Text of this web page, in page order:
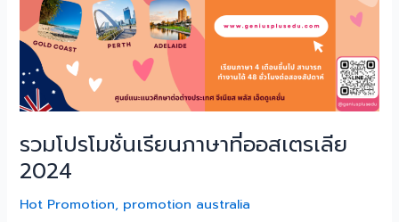
รวมโปรโมชั่นเรียนภาษาที่ออสเตรเลีย
2024
Hot Promotion, promotion australia
ออสเตรเลีย
2024